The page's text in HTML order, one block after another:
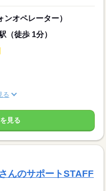
オペレーター）
（徒歩 1分）
る
見る
んのサポートSTAFF